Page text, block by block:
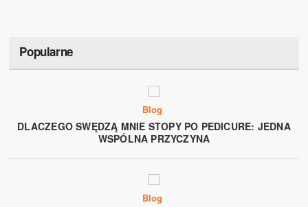
Popularne
Blog
DLACZEGO SWĘDZĄ MNIE STOPY PO PEDICURE: JEDNA
WSPÓLNA PRZYCZYNA
Blog